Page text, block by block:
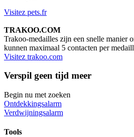
Visitez pets.fr
TRAKOO.COM
Trakoo-medailles zijn een snelle manier
kunnen maximaal 5 contacten per
Visitez trakoo.com
Verspil geen tijd meer
Begin nu met zoeken
Ontdekkingsalarm
Verdwijningsalarm
Tools